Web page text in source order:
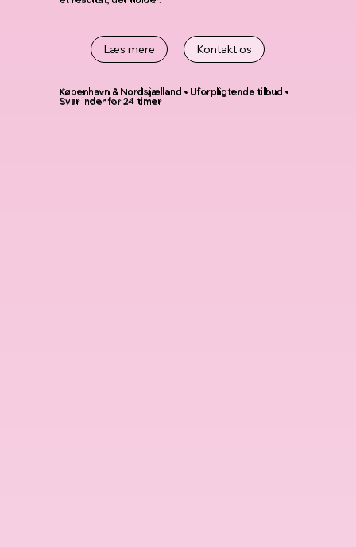
Læs mere Kontakt os
København & Nordsjælland • Uforpligtende tilbud •
Svar indenfor 24 timer